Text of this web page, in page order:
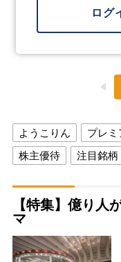
ログ
ようこりん プレ
株主優待
注目銘柄
【特集】億り人
マ